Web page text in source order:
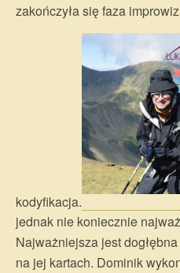
zakończyła się faza
kodyfikacja.
jednak nie koniecznie
Najważniejsza jest
na jej kartach. Dominik